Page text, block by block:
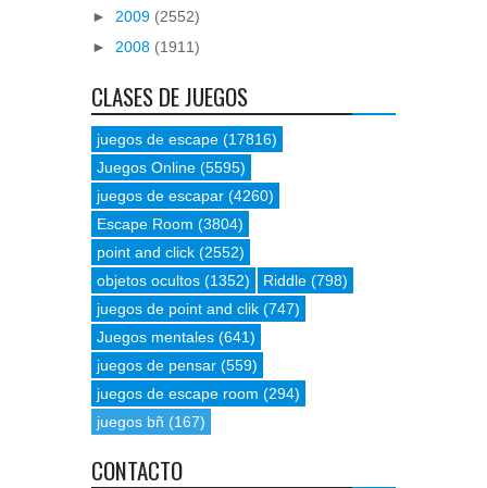
► 2009 (2552)
► 2008 (1911)
CLASES DE JUEGOS
juegos de escape (17816)
Juegos Online (5595)
juegos de escapar (4260)
Escape Room (3804)
point and click (2552)
objetos ocultos (1352) Riddle (798)
juegos de point and clik (747)
Juegos mentales (641)
juegos de pensar (559)
juegos de escape room (294)
juegos bñ (167)
CONTACTO